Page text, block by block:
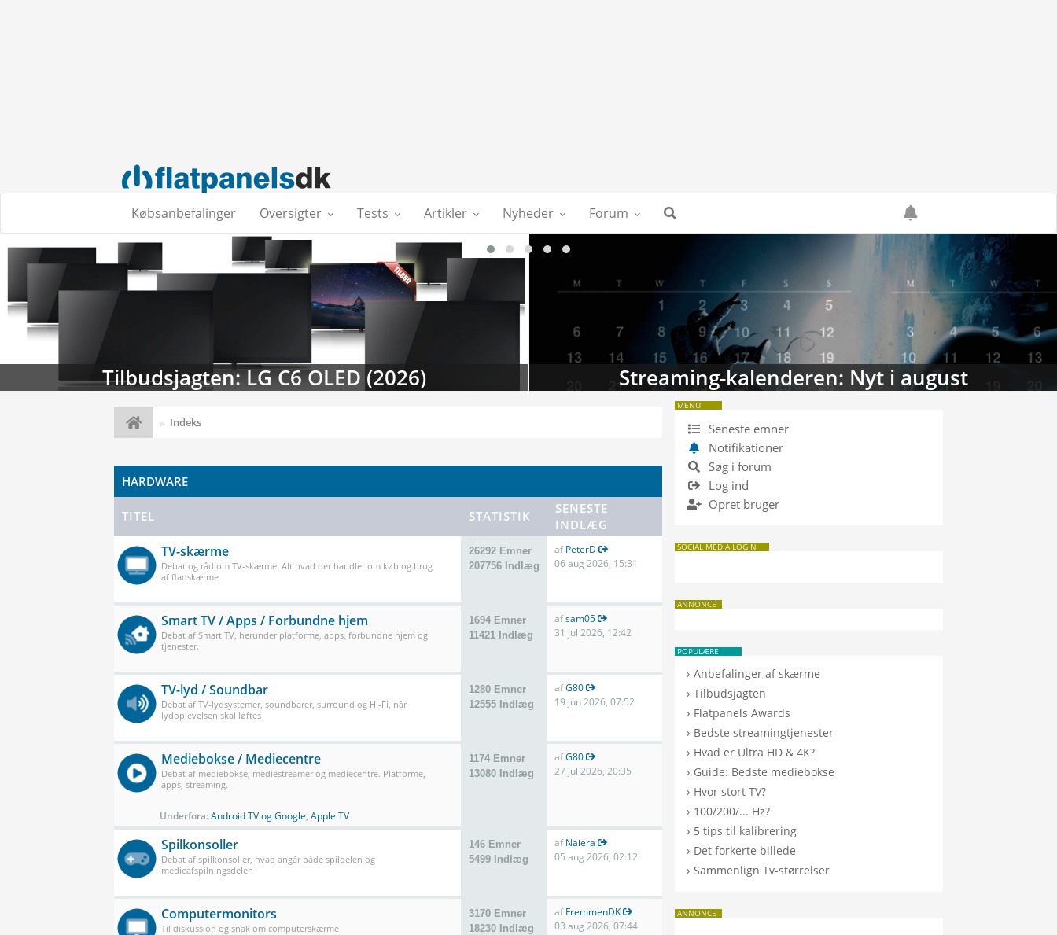
Købsanbefalinger Oversigter Tests Artikler Nyheder Forum
Streaming-kalenderen: Nyt i august TV-databasen: Sammenlign TV
Indeks
HARDWARE
TITEL STATISTIK
SENESTE
INDLÆG
TV-skærme
Debat og råd om TV-skærme. Alt hvad der handler om køb og brug
af fladskærme
26292 Emner
207756 Indlæg
afPeterD
06 aug 2026, 15:31
Smart TV / Apps / Forbundne hjem
Debat af Smart TV, herunder platforme, apps, forbundne hjem og
tjenester.
1694 Emner
11421 Indlæg
afsam05
31 jul 2026, 12:42
TV-lyd / Soundbar
Debat af TV-lydsystemer, soundbarer, surround og Hi-Fi, når
lydoplevelsen skal løftes
1280 Emner
12555 Indlæg
afG80
19 jun 2026, 07:52
Mediebokse / Mediecentre
Debat af mediebokse, mediestreamer og mediecentre. Platforme,
apps, streaming.
Underfora:Android TV og Google, Apple TV
1174 Emner
13080 Indlæg
afG80
27 jul 2026, 20:35
Spilkonsoller
Debat af spilkonsoller, hvad angår både spildelen og
medieafspilningsdelen
146 Emner
5499 Indlæg
afNaiera
05 aug 2026, 02:12
Computermonitors
Til diskussion og snak om computerskærme
3170 Emner
18230 Indlæg
afFremmenDK
03 aug 2026, 07:44
MENU
Seneste emner
Notifikationer
Søg i forum
Log ind
Opret bruger
SOCIAL MEDIA LOGIN
ANNONCE
POPULÆRE
›Anbefalinger af skærme
›Tilbudsjagten
› Flatpanels Awards
› Bedste streamingtjenester
› Hvad er Ultra HD & 4K?
› Guide: Bedste mediebokse
› Hvor stort TV?
› 100/200/... Hz?
› 5 tips til kalibrering
› Det forkerte billede
›Sammenlign Tv-størrelser
ANNONCE